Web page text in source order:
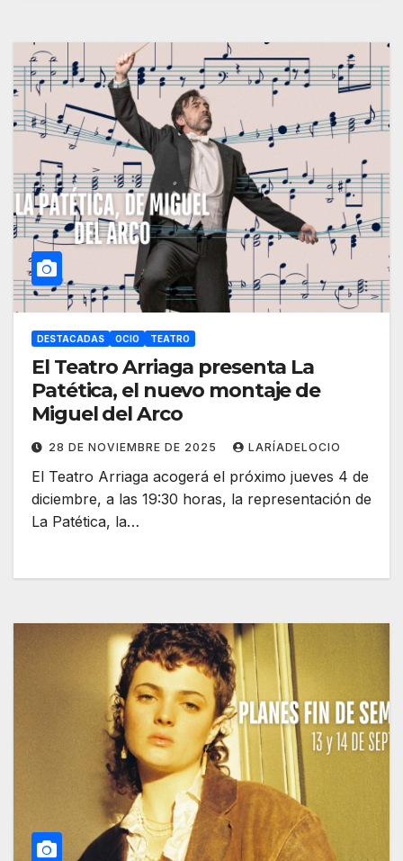
DESTACADAS OCIO TEATRO
El Teatro Arriaga presenta La
Patética, el nuevo montaje de
Miguel del Arco
28 DE NOVIEMBRE DE 2025 LARÍADELOCIO
El Teatro Arriaga acogerá el próximo jueves 4 de
diciembre, a las 19:30 horas, la representación de
La Patética, la…